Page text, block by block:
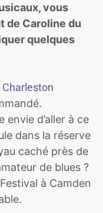
vous
de Caroline du
quelques
Charleston
envie d’aller à ce
dans la réserve
caché près de
de blues ?
à Camden